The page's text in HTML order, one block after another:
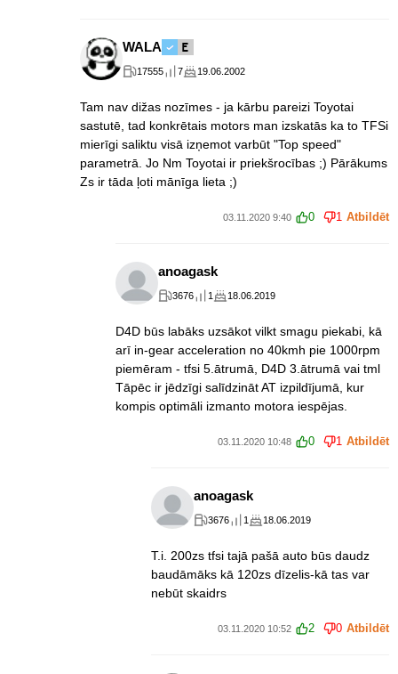
WALA
17555 7 19.06.2002
Tam nav dižas nozīmes - ja kārbu pareizi Toyotai
sastutē, tad konkrētais motors man izskatās ka to TFSi
mierīgi saliktu visā izņemot varbūt "Top speed"
parametrā. Jo Nm Toyotai ir priekšrocības ;) Pārākums
Zs ir tāda ļoti mānīga lieta ;)
03.11.2020 9:40 0 1 Atbildēt
anoagask
3676 1 18.06.2019
D4D būs labāks uzsākot vilkt smagu piekabi, kā
arī in-gear acceleration no 40kmh pie 1000rpm
piemēram - tfsi 5.ātrumā, D4D 3.ātrumā vai tml
Tāpēc ir jēdzīgi salīdzināt AT izpildījumā, kur
kompis optimāli izmanto motora iespējas.
03.11.2020 10:48 0 1 Atbildēt
anoagask
3676 1 18.06.2019
T.i. 200zs tfsi tajā pašā auto būs daudz
baudāmāks kā 120zs dīzelis-kā tas var
nebūt skaidrs
03.11.2020 10:52 2 0 Atbildēt